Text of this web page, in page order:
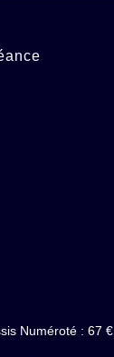
Numéroté : 67 €